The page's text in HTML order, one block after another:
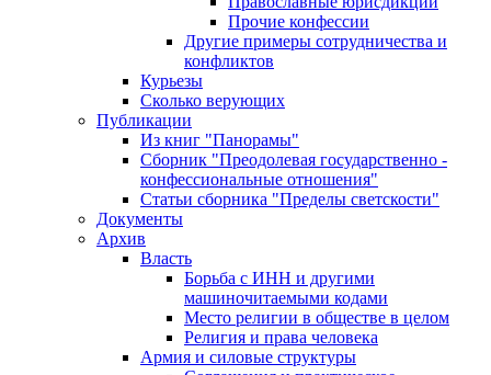
Прочие конфессии
Другие примеры сотрудничества и
конфликтов
Курьезы
Сколько верующих
Публикации
Из книг "Панорамы"
Сборник "Преодолевая государственно -
конфессиональные отношения"
Статьи сборника "Пределы светскости"
Документы
Архив
Власть
Борьба с ИНН и другими
машиночитаемыми кодами
Место религии в обществе в целом
Религия и права человека
Армия и силовые структуры